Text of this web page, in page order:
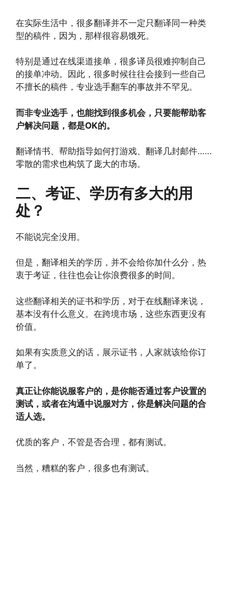
在实际生活中，很多翻译并不一定只翻译同一种类
型的稿件，因为，那样很容易饿死。
特别是通过在线渠道接单，很多译员很难抑制自己
的接单冲动。因此，很多时候往往会接到一些自己
不擅长的稿件，专业选手翻车的事故并不罕见。
而非专业选手，也能找到很多机会，只要能帮助客
户解决问题，都是OK的。
翻译情书、帮助指导如何打游戏、翻译几封邮件……
零散的需求也构筑了庞大的市场。
二、考证、学历有多大的用
处？
不能说完全没用。
但是，翻译相关的学历，并不会给你加什么分，热
衷于考证，往往也会让你浪费很多的时间。
这些翻译相关的证书和学历，对于在线翻译来说，
基本没有什么意义。在跨境市场，这些东西更没有
价值。
如果有实质意义的话，展示证书，人家就该给你订
单了。
真正让你能说服客户的，是你能否通过客户设置的
测试，或者在沟通中说服对方，你是解决问题的合
适人选。
优质的客户，不管是否合理，都有测试。
当然，糟糕的客户，很多也有测试。